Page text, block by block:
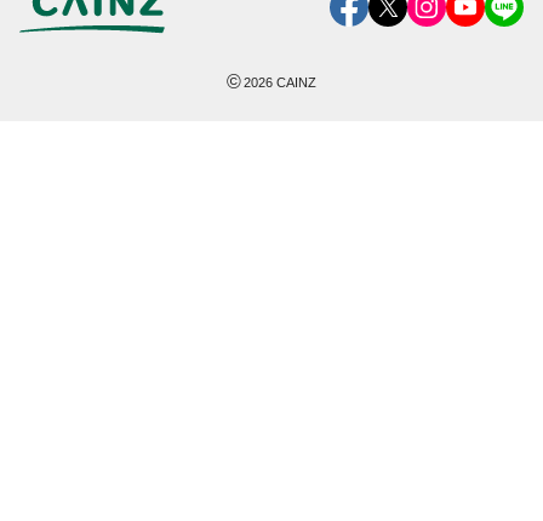
©2026 CAINZ